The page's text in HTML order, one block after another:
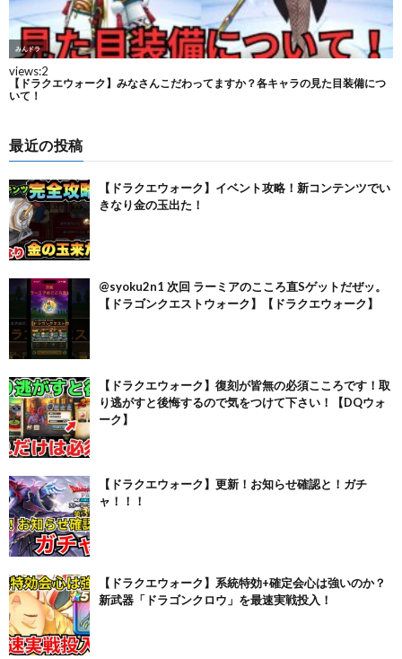
最近の投稿
【ドラクエウォーク】イベント攻略！新コンテンツでい
きなり金の玉出た！
@syoku2n1 次回 ラーミアのこころ直Sゲットだぜッ。
【ドラゴンクエストウォーク】【ドラクエウォーク】
【ドラクエウォーク】復刻が皆無の必須こころです！取
り逃がすと後悔するので気をつけて下さい！【DQウォ
ーク】
【ドラクエウォーク】更新！お知らせ確認と！ガチ
ャ！！！
【ドラクエウォーク】系統特効+確定会心は強いのか？
新武器「ドラゴンクロウ」を最速実戦投入！